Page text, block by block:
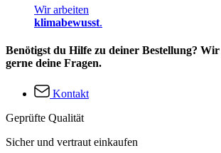
Wir arbeiten
klimabewusst.
Benötigst du Hilfe zu deiner Bestellung?
gerne deine Fragen.
Kontakt
Geprüfte Qualität
Sicher und vertraut einkaufen